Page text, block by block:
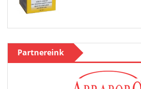
Partnereink